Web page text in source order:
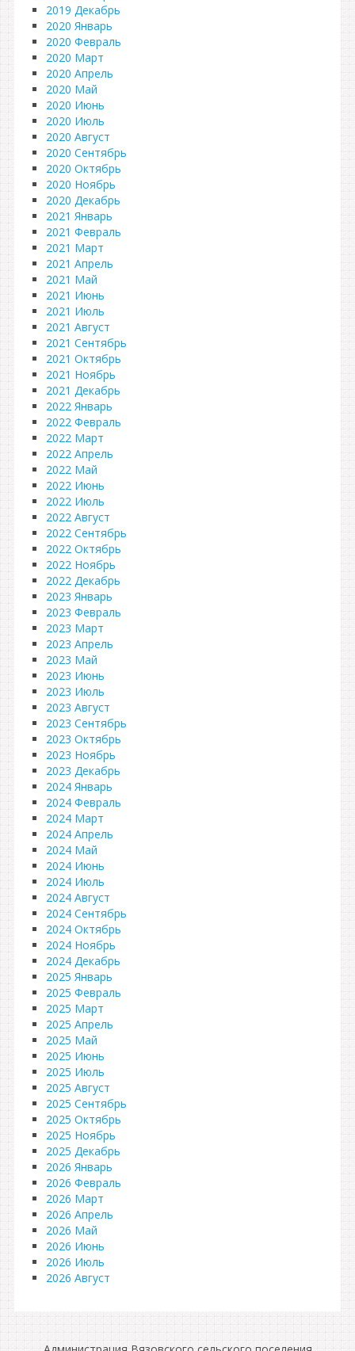
2019 Декабрь
2020 Январь
2020 Февраль
2020 Март
2020 Апрель
2020 Май
2020 Июнь
2020 Июль
2020 Август
2020 Сентябрь
2020 Октябрь
2020 Ноябрь
2020 Декабрь
2021 Январь
2021 Февраль
2021 Март
2021 Апрель
2021 Май
2021 Июнь
2021 Июль
2021 Август
2021 Сентябрь
2021 Октябрь
2021 Ноябрь
2021 Декабрь
2022 Январь
2022 Февраль
2022 Март
2022 Апрель
2022 Май
2022 Июнь
2022 Июль
2022 Август
2022 Сентябрь
2022 Октябрь
2022 Ноябрь
2022 Декабрь
2023 Январь
2023 Февраль
2023 Март
2023 Апрель
2023 Май
2023 Июнь
2023 Июль
2023 Август
2023 Сентябрь
2023 Октябрь
2023 Ноябрь
2023 Декабрь
2024 Январь
2024 Февраль
2024 Март
2024 Апрель
2024 Май
2024 Июнь
2024 Июль
2024 Август
2024 Сентябрь
2024 Октябрь
2024 Ноябрь
2024 Декабрь
2025 Январь
2025 Февраль
2025 Март
2025 Апрель
2025 Май
2025 Июнь
2025 Июль
2025 Август
2025 Сентябрь
2025 Октябрь
2025 Ноябрь
2025 Декабрь
2026 Январь
2026 Февраль
2026 Март
2026 Апрель
2026 Май
2026 Июнь
2026 Июль
2026 Август